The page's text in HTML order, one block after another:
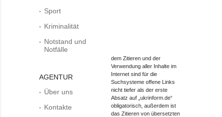
Sport
Kriminalität
Notstand und
Notfälle
AGENTUR
Über uns
Kontakte
dem Zitieren und der
Verwendung aller Inhalte im
Internet sind für die
Suchsysteme offene Links
nicht tiefer als der erste
Absatz auf „ukrinform.de“
obligatorisch, außerdem ist
das Zitieren von übersetzten